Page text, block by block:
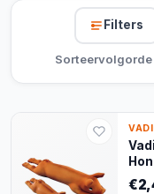
Filters
Sorteervolgorde